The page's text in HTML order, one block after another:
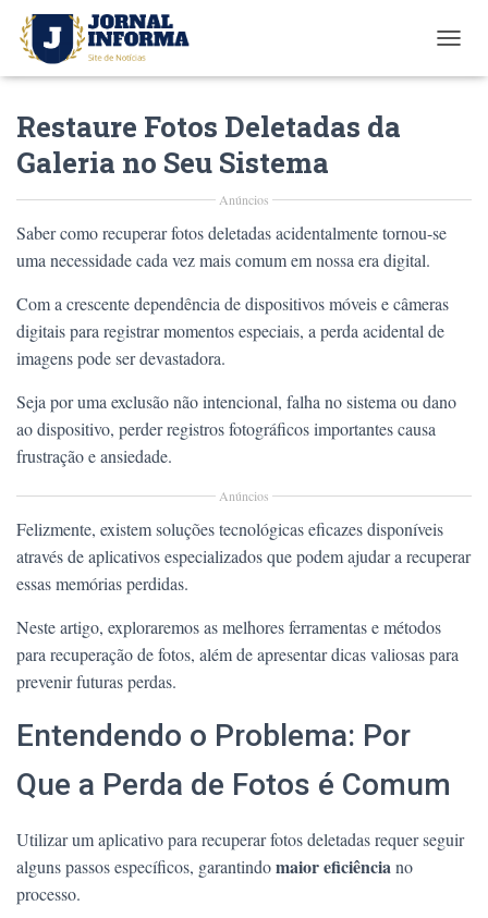
O
A
Restaure Fotos Deletadas da
Galeria no Seu Sistema
Anúncios
Saber como recuperar fotos deletadas acidentalmente tornou-se
uma necessidade cada vez mais comum em nossa era digital.
Com a crescente dependência de dispositivos móveis e câmeras
digitais para registrar momentos especiais, a perda acidental de
imagens pode ser devastadora.
Seja por uma exclusão não intencional, falha no sistema ou dano
ao dispositivo, perder registros fotográficos importantes causa
frustração e ansiedade.
Anúncios
Felizmente, existem soluções tecnológicas eficazes disponíveis
através de aplicativos especializados que podem ajudar a recuperar
essas memórias perdidas.
Neste artigo, exploraremos as melhores ferramentas e métodos
para recuperação de fotos, além de apresentar dicas valiosas para
prevenir futuras perdas.
Entendendo o Problema: Por
Que a Perda de Fotos é Comum
Utilizar um aplicativo para recuperar fotos deletadas requer seguir
alguns passos específicos, garantindomaior eficiênciano
processo.